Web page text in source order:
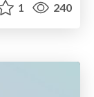
1 240